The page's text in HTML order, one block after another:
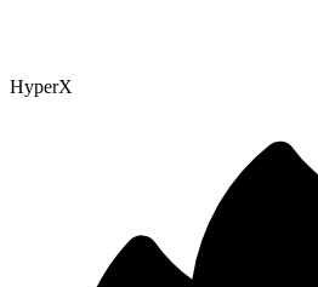
HyperX